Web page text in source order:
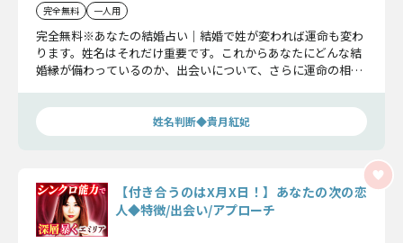
完全無料 一人用
完全無料※あなたの結婚占い｜結婚で姓が変われば運命も変わ
ります。姓名はそれだけ重要です。これからあなたにどんな結
婚縁が備わっているのか、出会いについて、さらに運命の相手
姓名判断◆貴月紅妃
【付き合うのはX月X日！】あなたの次の恋
人◆特徴/出会い/アプローチ